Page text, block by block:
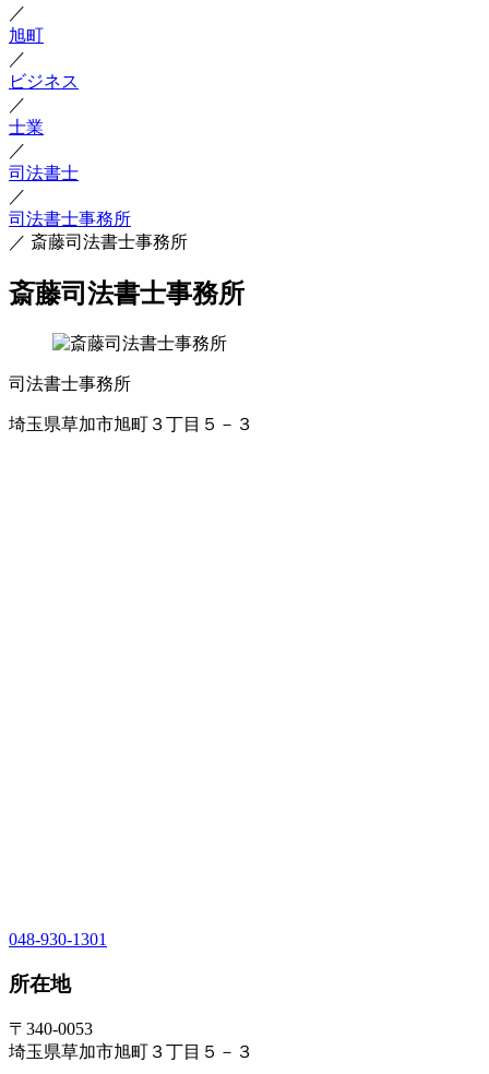
／
旭町
／
ビジネス
／
士業
／
司法書士
／
司法書士事務所
／ 斎藤司法書士事務所
斎藤司法書士事務所
司法書士事務所
埼玉県草加市旭町３丁目５－３
048-930-1301
所在地
〒340-0053
埼玉県草加市旭町３丁目５－３